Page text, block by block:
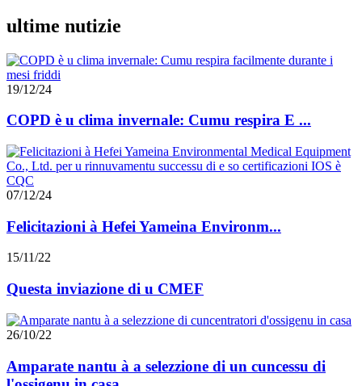
ultime nutizie
19/12/24
COPD è u clima invernale: Cumu respira E ...
07/12/24
Felicitazioni à Hefei Yameina Environm...
15/11/22
Questa inviazione di u CMEF
26/10/22
Amparate nantu à a selezzione di un cuncessu di